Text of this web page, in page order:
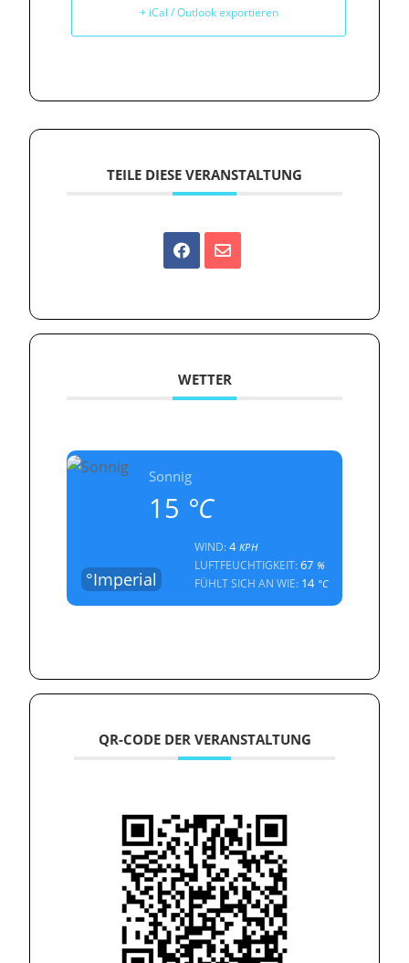
+ iCal / Outlook exportieren
TEILE DIESE VERANSTALTUNG
WETTER
Sonnig
15 °C
°Imperial
WIND:4KPH
LUFTFEUCHTIGKEIT:67 %
FÜHLT SICH AN WIE: 14°C
QR-CODE DER VERANSTALTUNG